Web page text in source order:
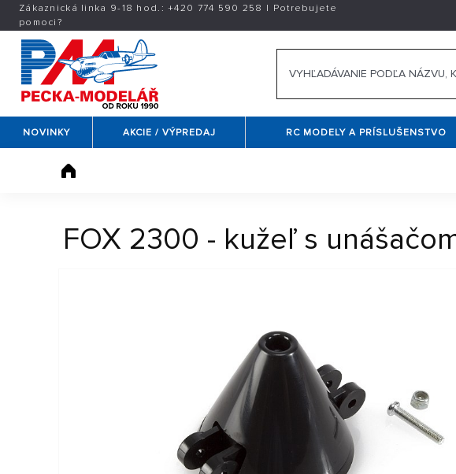
Zákaznická linka 9-18 hod.:+420 774 590 258 | Potrebujete
pomoci?
NOVINKY AKCIE / VÝPREDAJ RC MODELY A PRÍSLUŠENSTVO
FOX 2300 - kužeľ s